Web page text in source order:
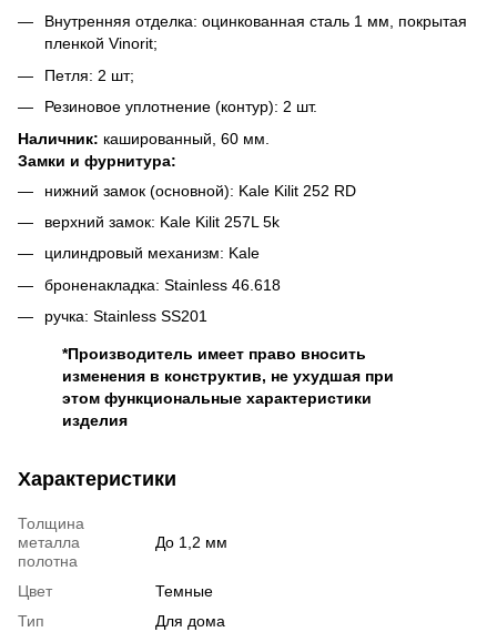
Внутренняя отделка: оцинкованная сталь 1 мм, покрытая
пленкой Vinorit;
Петля: 2 шт;
Резиновое уплотнение (контур): 2 шт.
Наличник: кашированный, 60 мм.
Замки и фурнитура:
нижний замок (основной): Kale Kilit 252 RD
верхний замок: Kale Kilit 257L 5k
цилиндровый механизм: Kale
броненакладка: Stainless 46.618
ручка: Stainless SS201
*Производитель имеет право вносить
изменения в конструктив, не ухудшая при
этом функциональные характеристики
изделия
Характеристики
Толщина
металла
полотна
До 1,2 мм
Цвет
Темные
Тип
Для дома